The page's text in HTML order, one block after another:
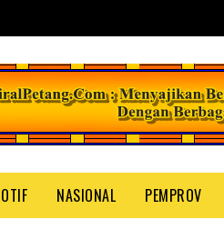
NASIONAL PEMPROV